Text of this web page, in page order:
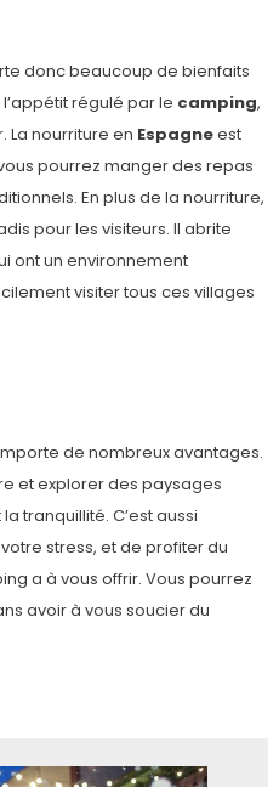
donc beaucoup de bienfaits
régulé par le camping,
La nourriture en Espagneest
pourrez manger des repas
En plus de la nourriture,
pour les visiteurs. Il abrite
ont un environnement
visiter tous ces villages
de nombreux avantages.
et explorer des paysages
tranquillité. C’est aussi
stress, et de profiter du
a à vous offrir. Vous pourrez
avoir à vous soucier du